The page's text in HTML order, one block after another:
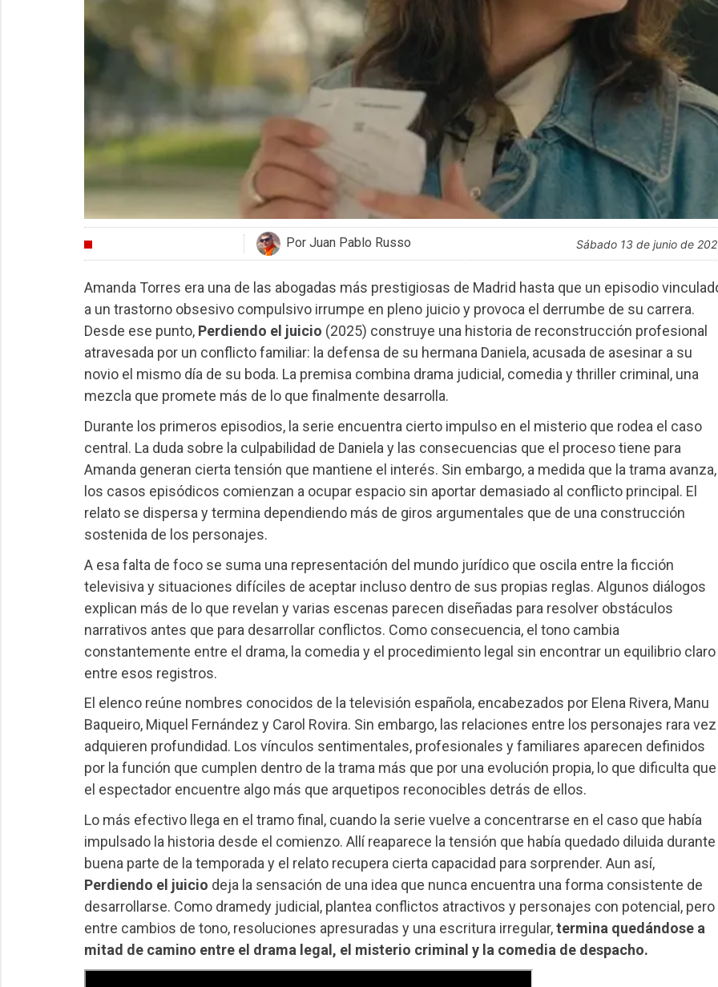
Por Juan Pablo Russo sábado 13 de junio de
Amanda Torres era una de las abogadas más prestigiosas de Madrid hasta que un episodio
a un trastorno obsesivo compulsivo irrumpe en pleno juicio y provoca el derrumbe de su carrera.
Desde ese punto, Perdiendo el juicio (2025) construye una historia de reconstrucción profesional
atravesada por un conflicto familiar: la defensa de su hermana Daniela, acusada de asesinar a su
novio el mismo día de su boda. La premisa combina drama judicial, comedia y thriller criminal, una
mezcla que promete más de lo que finalmente desarrolla.
Durante los primeros episodios, la serie encuentra cierto impulso en el misterio que rodea el caso
central. La duda sobre la culpabilidad de Daniela y las consecuencias que el proceso tiene para
Amanda generan cierta tensión que mantiene el interés. Sin embargo, a medida que la trama avanza,
los casos episódicos comienzan a ocupar espacio sin aportar demasiado al conflicto principal. El
relato se dispersa y termina dependiendo más de giros argumentales que de una construcción
sostenida de los personajes.
A esa falta de foco se suma una representación del mundo jurídico que oscila entre la ficción
televisiva y situaciones difíciles de aceptar incluso dentro de sus propias reglas. Algunos diálogos
explican más de lo que revelan y varias escenas parecen diseñadas para resolver obstáculos
narrativos antes que para desarrollar conflictos. Como consecuencia, el tono cambia
constantemente entre el drama, la comedia y el procedimiento legal sin encontrar un equilibrio claro
entre esos registros.
El elenco reúne nombres conocidos de la televisión española, encabezados por Elena Rivera, Manu
Baqueiro, Miquel Fernández y Carol Rovira. Sin embargo, las relaciones entre los personajes rara vez
adquieren profundidad. Los vínculos sentimentales, profesionales y familiares aparecen definidos
por la función que cumplen dentro de la trama más que por una evolución propia, lo que dificulta que
el espectador encuentre algo más que arquetipos reconocibles detrás de ellos.
Lo más efectivo llega en el tramo final, cuando la serie vuelve a concentrarse en el caso que había
impulsado la historia desde el comienzo. Allí reaparece la tensión que había quedado diluida durante
buena parte de la temporada y el relato recupera cierta capacidad para sorprender. Aun así,
Perdiendo el juicio deja la sensación de una idea que nunca encuentra una forma consistente de
desarrollarse. Como dramedy judicial, plantea conflictos atractivos y personajes con potencial, pero
entre cambios de tono, resoluciones apresuradas y una escritura irregular,termina quedándose a
mitad de camino entre el drama legal, el misterio criminal y la comedia de despacho.